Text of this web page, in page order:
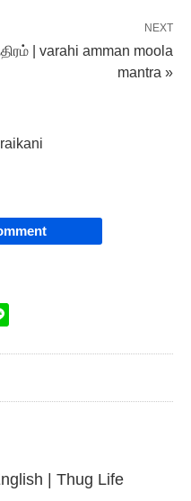
NEXT
| varahi amman moola
mantra »
| Thug Life